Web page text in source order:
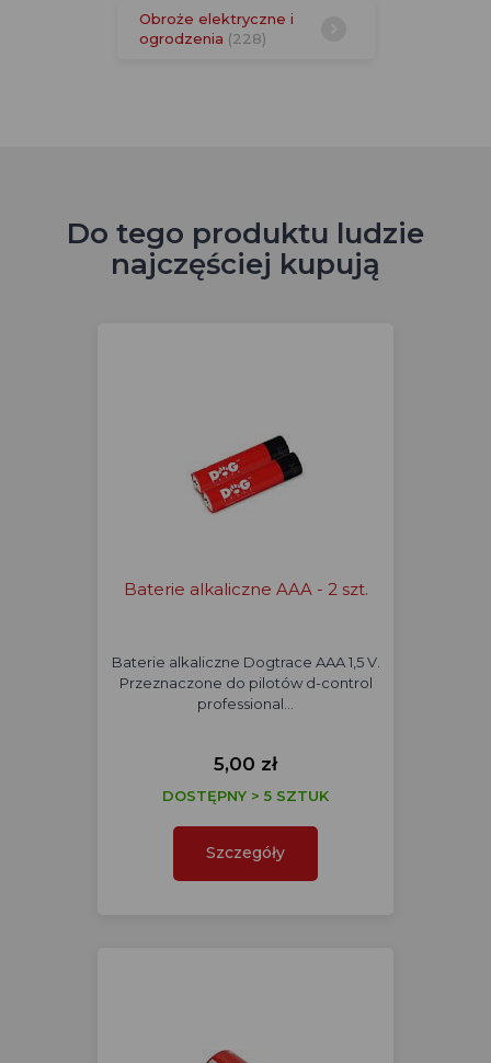
Obroże elektryczne i
ogrodzenia (228)
Do tego produktu ludzie
najczęściej kupują
Baterie alkaliczne AAA - 2 szt.
Baterie alkaliczne Dogtrace AAA 1,5 V.
Przeznaczone do pilotów d-control
professional…
5,00 zł
DOSTĘPNY > 5 SZTUK
Szczegóły